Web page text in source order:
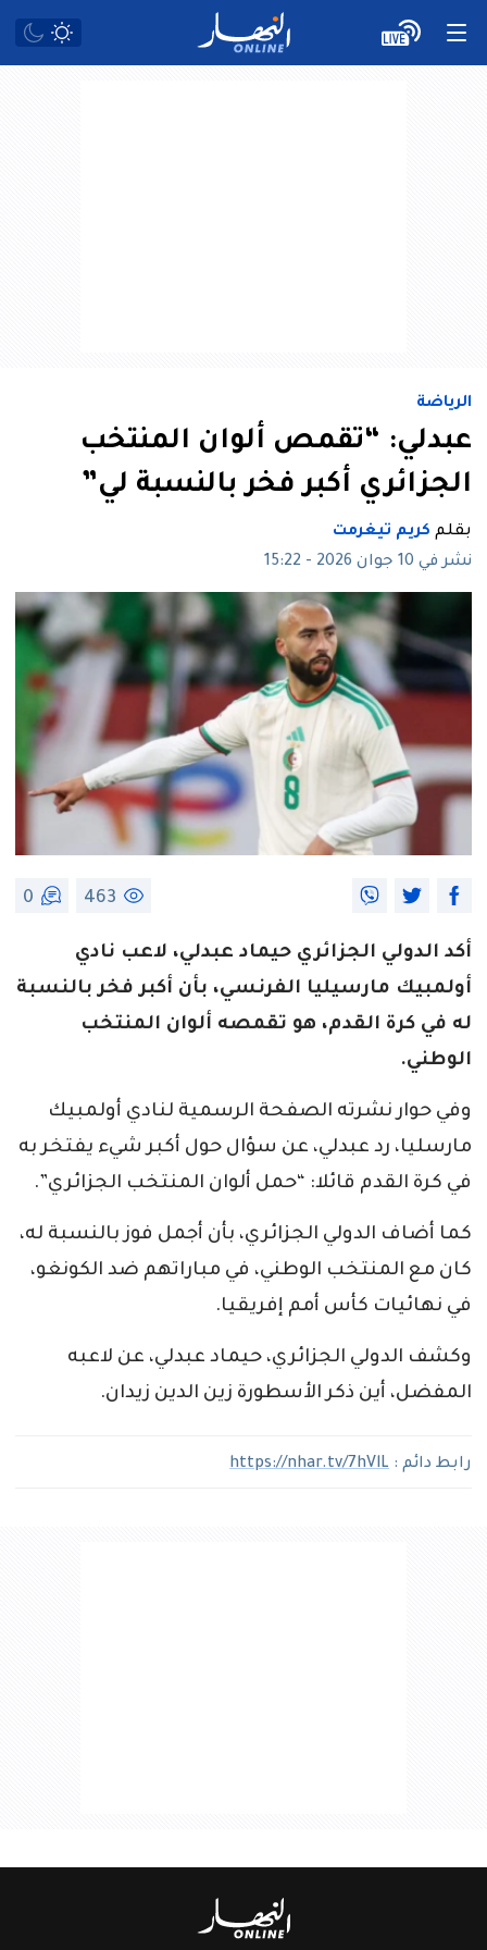
الرياضة
عبدلي: “تقمص ألوان المنتخب
الجزائري أكبر فخر بالنسبة لي”
بقلم كريم تيغرمت
نشر في 10 جوان 2026 - 15:22
463
0
أكد الدولي الجزائري حيماد عبدلي، لاعب نادي
أولمبيك مارسيليا الفرنسي، بأن أكبر فخر بالنسبة
له في كرة القدم، هو تقمصه ألوان المنتخب
الوطني.
وفي حوار نشرته الصفحة الرسمية لنادي أولمبيك
مارسليا، رد عبدلي، عن سؤال حول أكبر شيء يفتخر به
في كرة القدم قائلا: “حمل ألوان المنتخب الجزائري”.
كما أضاف الدولي الجزائري، بأن أجمل فوز بالنسبة له،
كان مع المنتخب الوطني، في مباراتهم ضد الكونغو،
في نهائيات كأس أمم إفريقيا.
وكشف الدولي الجزائري، حيماد عبدلي، عن لاعبه
المفضل، أين ذكر الأسطورة زين الدين زيدان.
رابط دائم : https://nhar.tv/7hVlL